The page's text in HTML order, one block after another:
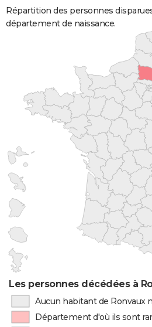
Répartition des personnes
département de naissance.
Les personnes décédées à
Aucun habitant de Ronvaux
Département d'où ils sont